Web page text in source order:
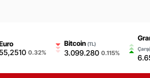
0.32%
Bitcoin (TL)
3.099.280 0.115%